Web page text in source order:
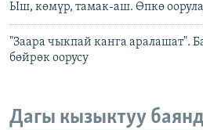
Ыш, көмүр, тамак-аш. Өпкө
"Заара чыкпай канга аралашат".
бөйрөк оорусу
Дагы кызыктуу